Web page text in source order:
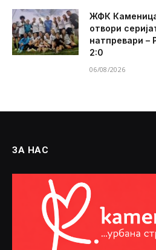
ЖФК
отвори
натпревари –
2:0
06/08/2026
ЗА НАС